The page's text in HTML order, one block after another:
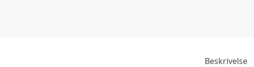
Beskrivelse